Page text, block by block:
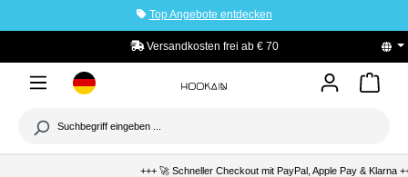
Top Angebote entdecken
Versandkosten frei ab € 70 PayPal
+++ 🚀 Schneller Checkout mit PayPal, Apple Pay & Klarna